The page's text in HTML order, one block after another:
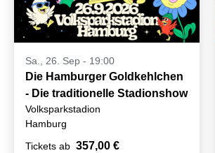
Sa., 26. Sep - 19:00
Die Hamburger Goldkehlchen
- Die traditionelle Stadionshow
Volksparkstadion
Hamburg
Tickets ab 357,00 €